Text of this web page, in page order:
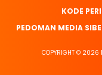
KODE
PEDOMAN MEDIA
COPYRIGHT © 2026